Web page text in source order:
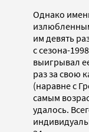
Однако
им девять
с сезона-
выигрывал
раз за свою
(наравне с
самым
удалось.